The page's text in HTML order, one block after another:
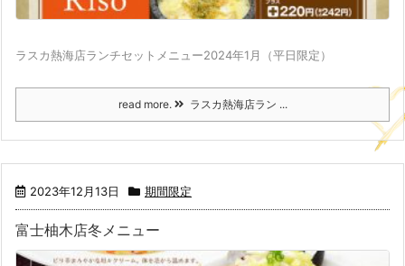
ラスカ熱海店ランチセットメニュー2024年1月（平日限定）
read more. ラスカ熱海店ラン ...
2023年12月13日 期間限定
富士柚木店冬メニュー